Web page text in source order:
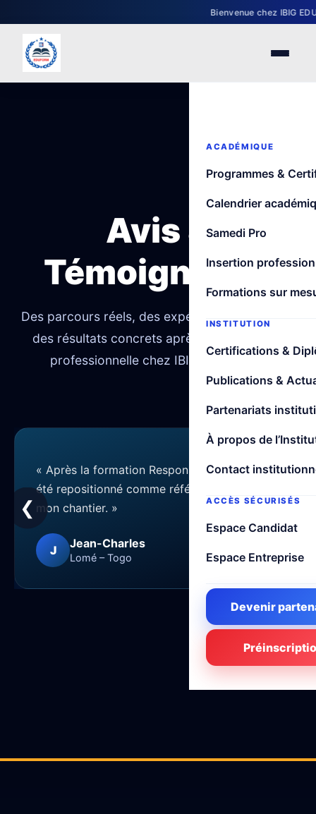
Bienvenue chez IBIG
ACADÉMIQUE
Programmes &
Calendrier
Samedi Pro
Insertion
Formations sur
INSTITUTION
Certifications &
Publications &
Partenariats
À propos de
Contact
ACCÈS SÉCURISÉS
Espace Candidat
Espace Entreprise
Devenir
Avis &
Témoignages
Des parcours réels, des expériences variées et
des résultats concrets après une formation
professionnelle chez IBIG EDUFORM.
❮
« Après la formation Responsable QHSE, j ai
été repositionné comme référent sécurité sur
mon chantier. »
J Jean-Charles
Lomé – Togo
❯